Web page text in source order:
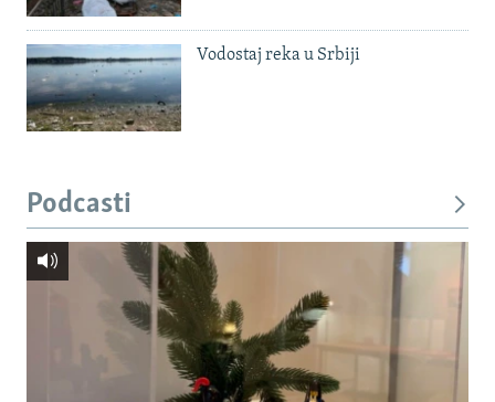
Vodostaj reka u Srbiji
Podcasti